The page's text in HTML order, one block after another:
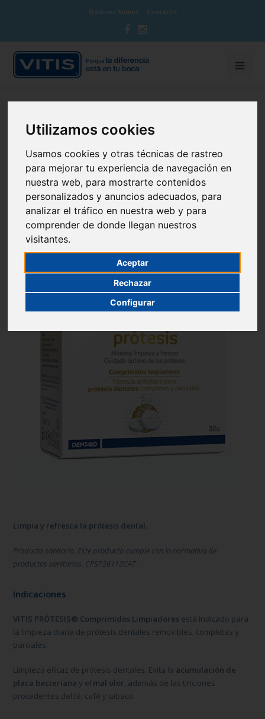
Utilizamos cookies
Usamos cookies y otras técnicas de rastreo
para mejorar tu experiencia de navegación en
nuestra web, para mostrarte contenidos
personalizados y anuncios adecuados, para
analizar el tráfico en nuestra web y para
comprender de donde llegan nuestros
visitantes.
Aceptar
Rechazar
Configurar
Quiénes Somos Contacto
VITIS PRÓTESIS® Comprimidos
Limpiadores
Limpia y refresca la prótesis dental.
Producto sanitario. Este producto cumple con la normativa de
productos sanitarios. CPSP26112CAT
Indicaciones
VITIS PRÓTESIS® Comprimidos Limpiadores está indicado para
la limpieza diaria de prótesis dentales removibles, completas y
parciales.
Limpieza eficaz de prótesis dentales. Evita la acumulación de
placa bacterianay el mal olor, además de las tinciones
procedentes del té, café y tabaco.